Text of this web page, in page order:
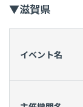
▼滋賀県
イベント名